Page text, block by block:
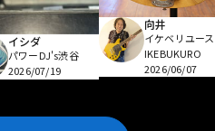
イシダ
パワーDJ's渋谷
2026/07/19
向井
イケベリユース
IKEBUKURO
2026/06/07